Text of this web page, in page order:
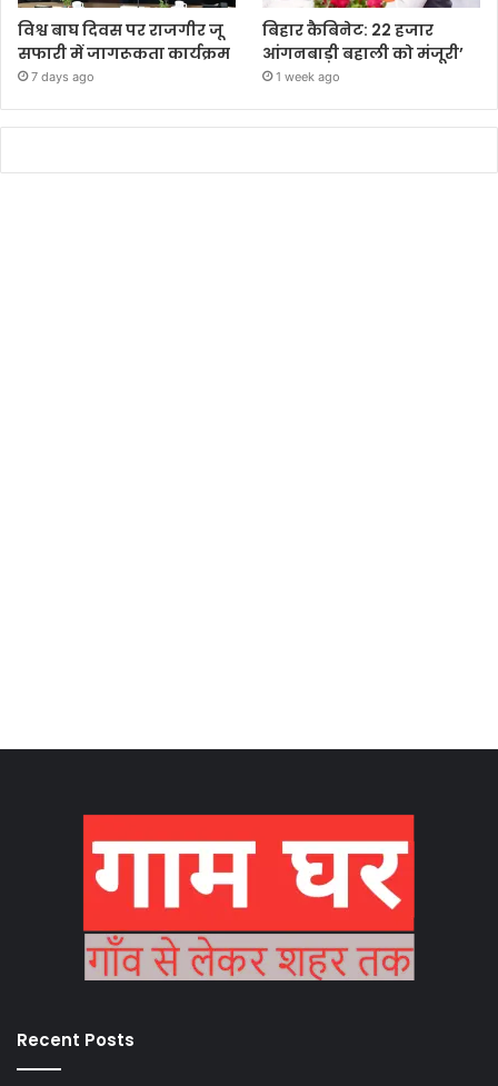
विश्व बाघ दिवस पर राजगीर जू
सफारी में जागरूकता कार्यक्रम
7 days ago
बिहार कैबिनेट: 22 हजार
आंगनबाड़ी बहाली को मंजूरी’
1 week ago
Recent Posts